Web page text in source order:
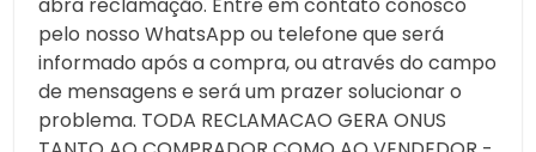
pelo nosso WhatsApp ou telefone que será
informado após a compra, ou através do campo
de mensagens e será um prazer solucionar o
problema. TODA RECLAMACAO GERA ONUS